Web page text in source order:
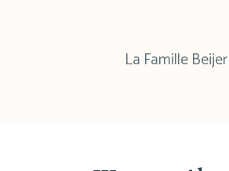
La Famille Beijer